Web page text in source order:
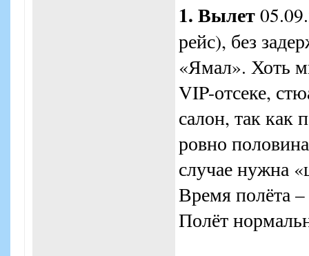
1. Вылет
рейс), без
«Ямал». Хоть
VIP-отсеке,
салон, так как
ровно
случае нужна
Время полёта
Полёт